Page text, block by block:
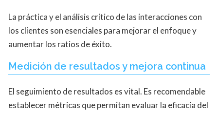
La práctica y el análisis crítico de las interacciones con
los clientes son esenciales para mejorar el enfoque y
aumentar los ratios de éxito.
Medición de resultados y mejora continua
El seguimiento de resultados es vital. Es recomendable
establecer métricas que permitan evaluar la eficacia del